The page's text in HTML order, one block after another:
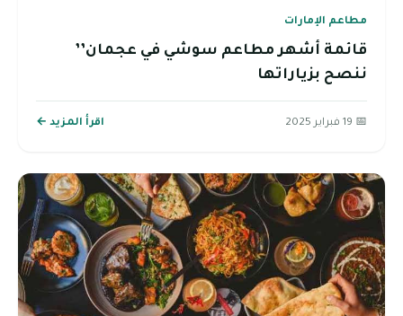
مطاعم الإمارات
قائمة أشهر مطاعم سوشي في عجمان’’
ننصح بزياراتها
📅 19 فبراير 2025 اقرأ المزيد ←